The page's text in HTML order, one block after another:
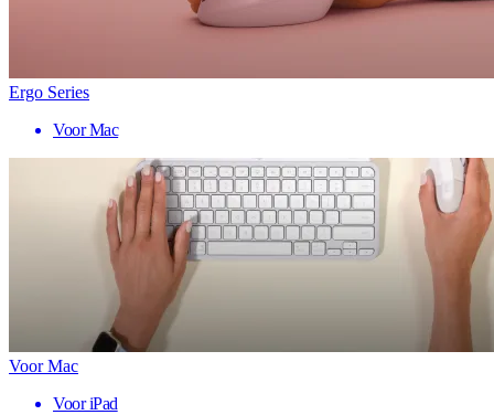
Ergo Series
Voor Mac
Voor Mac
Voor iPad